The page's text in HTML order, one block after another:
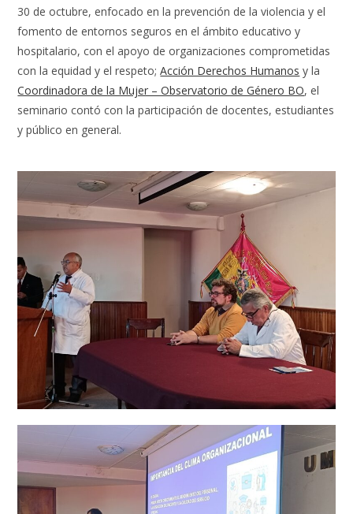
30 de octubre, enfocado en la prevención de la violencia y el
fomento de entornos seguros en el ámbito educativo y
hospitalario, con el apoyo de organizaciones comprometidas
con la equidad y el respeto;Acción Derechos Humanos y la
Coordinadora de la Mujer – Observatorio de Género BO, el
seminario contó con la participación de docentes, estudiantes
y público en general.